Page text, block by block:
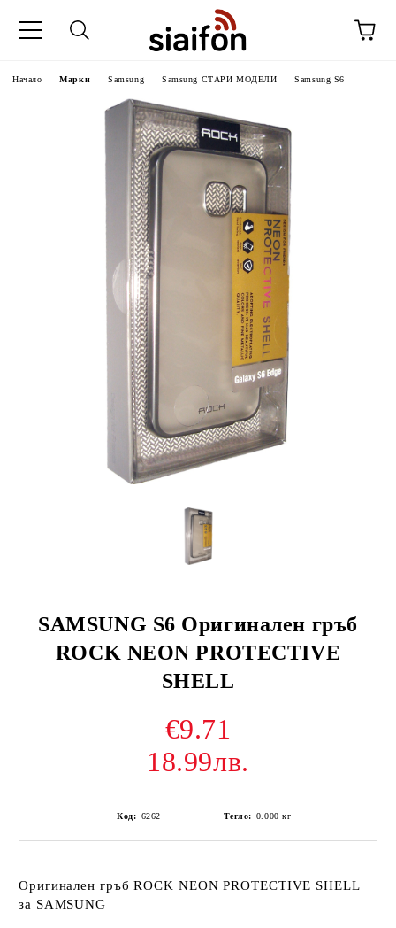
Начало Марки Samsung Samsung СТАРИ МОДЕЛИ Samsung S6
SAMSUNG S6 Оригинален гръб
ROCK NEON PROTECTIVE
SHELL
€9.71
18.99лв.
Код: 6262 Тегло: 0.000 кг
Оригинален гръб ROCK NEON PROTECTIVE SHELL
за SAMSUNG